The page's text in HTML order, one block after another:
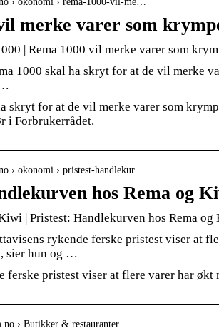
merke varer som
| Rema 1000 vil merke varer som
1000 skal ha skryt for at de vil merke
skryt for at de vil merke varer som
i Forbrukerrådet.
› okonomi › pristest-handlekur…
hos Rema og
| Pristest: Handlekurven hos Rema
rykende ferske pristest viser at
sier hun og …
ferske pristest viser at flere varer har økt
› Butikker & restauranter